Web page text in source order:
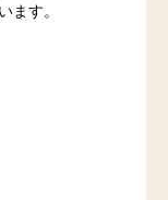
ます。